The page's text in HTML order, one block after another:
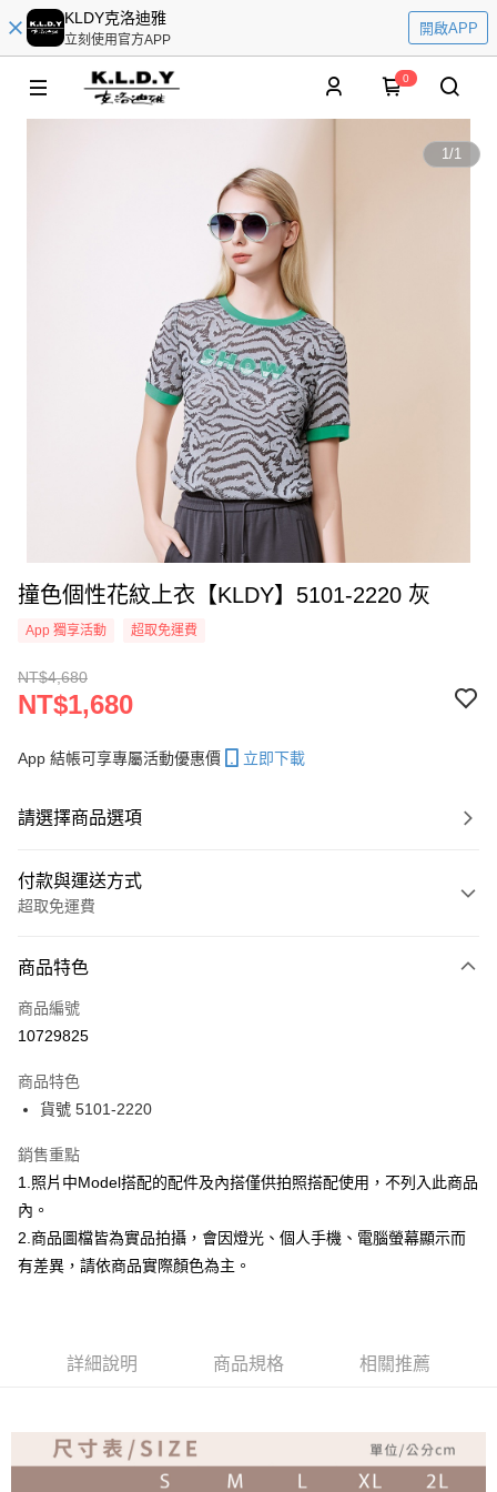
KLDY克洛迪雅
立刻使用官方APP
開啟APP
0
1/1
撞色個性花紋上衣【KLDY】5101-2220 灰
App 獨享活動 超取免運費
NT$4,680
NT$1,680
App 結帳可享專屬活動優惠價 立即下載
請選擇商品選項
付款與運送方式
超取免運費
信用卡一次付款
超商取貨付款
ATM付款
運送方式
全家取貨付款
付款後全家取貨
免運費
商品特色
商品編號
10729825
商品特色
貨號 5101-2220
銷售重點
1.照片中Model搭配的配件及內搭僅供拍照搭配使用，不列入此商品
內。
2.商品圖檔皆為實品拍攝，會因燈光、個人手機、電腦螢幕顯示而
有差異，請依商品實際顏色為主。
詳細說明 商品規格 相關推薦